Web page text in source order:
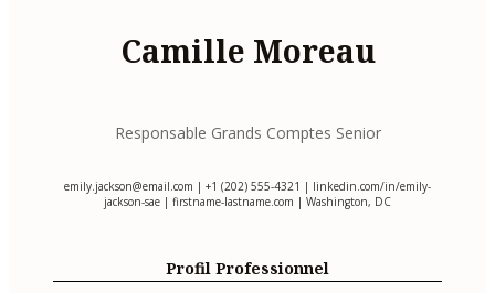
Camille Moreau
Responsable Grands Comptes Senior
emily.jackson@email.com | +1 (202) 555-4321 | linkedin.com/in/emily-
jackson-sae | firstname-lastname.com | Washington, DC
Profil Professionnel